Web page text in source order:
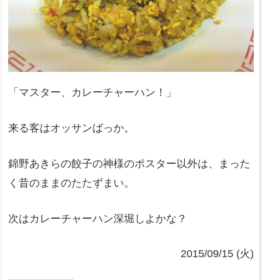
「マスター、カレーチャーハン！」
来る客はオッサンばっか。
錦野あきらの餃子の神様のポスター以外は、まった
く昔のままのたたずまい。
次はカレーチャーハン深堀しよかな？
2015/09/15 (火)